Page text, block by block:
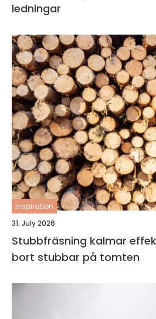
ledningar
inspiration
31. July 2026
Stubbfräsning kalmar effektivt sätt att få
bort stubbar på tomten